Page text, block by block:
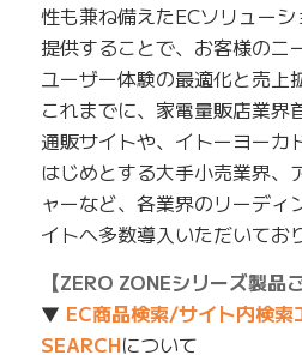
性も兼ね備えたECソリュー
提供することで、お客様のニ
ユーザー体験の最適化と売上
これまでに、家電量販店業界
通販サイトや、イトーヨーカ
はじめとする大手小売業界、
ャーなど、各業界のリーディ
イトへ多数導入いただいてお
【ZERO ZONEシリーズ製品
▼ EC商品検索/サイト内検索
SEARCHについて